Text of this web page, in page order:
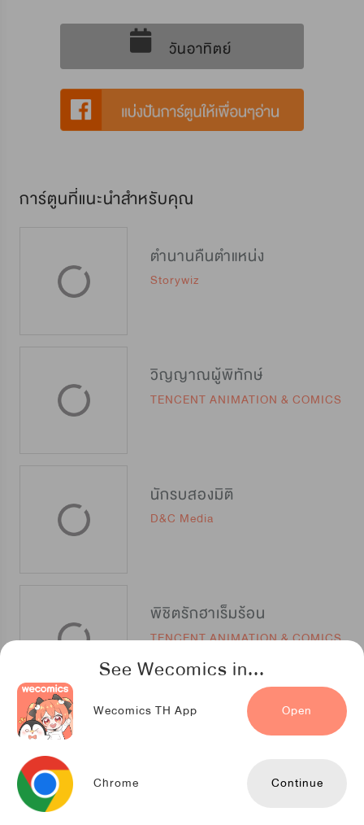
See Wecomics in...
Wecomics TH App Open
Chrome Continue
วันอาทิตย์
การ์ตูนที่แนะนำสำหรับคุณ
ตำนานคืนตำแหน่ง
Storywiz
วิญญาณผู้พิทักษ์
TENCENT ANIMATION & COMICS
นักรบสองมิติ
D&C Media
พิชิตรักฮาเร็มร้อน
TENCENT ANIMATION & COMICS
คู่มือเลี้ยงภูตสาวฉบับเซียน